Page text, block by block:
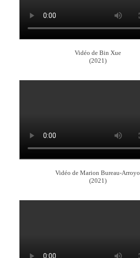
Vidéo de Bin Xue
(2021)
Vidéo de Marion Bureau-Arroyo
(2021)